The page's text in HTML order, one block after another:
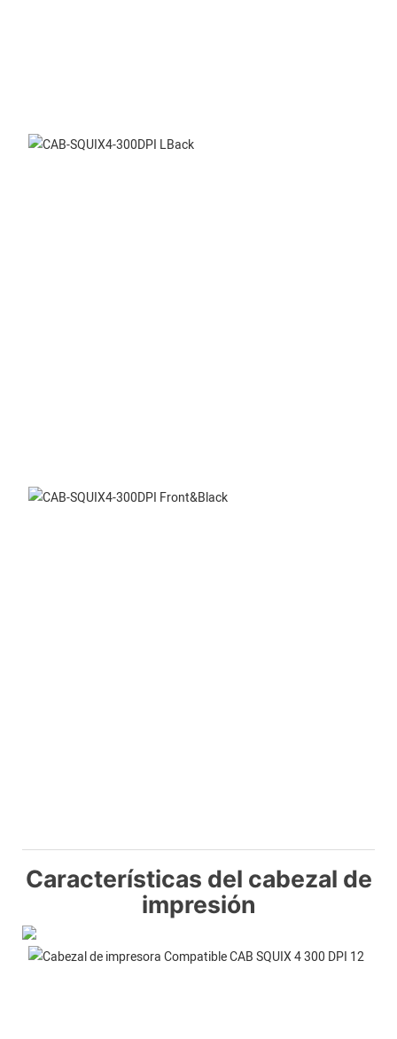
Características del cabezal de
impresión